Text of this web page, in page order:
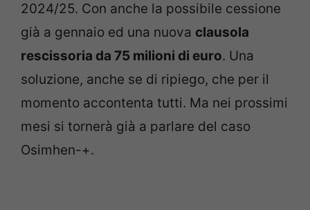
2024/25. Con anche la possibile cessione
già a gennaio ed una nuova clausola
rescissoria da 75 milioni di euro. Una
soluzione, anche se di ripiego, che per il
momento accontenta tutti. Ma nei prossimi
mesi si tornerà già a parlare del caso
Osimhen-+.